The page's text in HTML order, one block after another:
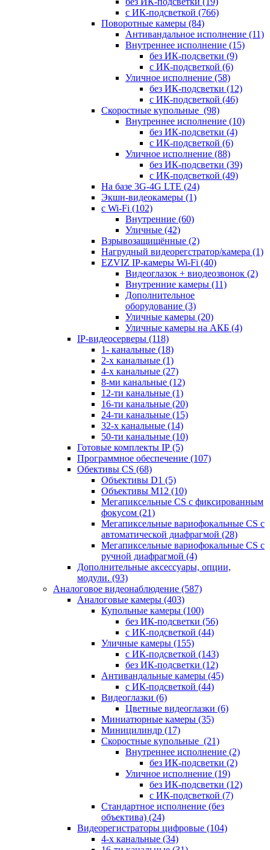
с ИК-подсветкой (766)
Поворотные камеры (84)
Антивандальное исполнение (11)
Внутреннее исполнение (15)
без ИК-подсветки (9)
с ИК-подсветкой (6)
Уличное исполнение (58)
без ИК-подсветки (12)
с ИК-подсветкой (46)
Скоростные купольные (98)
Внутреннее исполнение (10)
без ИК-подсветки (4)
с ИК-подсветкой (6)
Уличное исполнение (88)
без ИК-подсветки (39)
с ИК-подсветкой (49)
На базе 3G-4G LTE (24)
Экшн-видеокамеры (1)
с Wi-Fi (102)
Внутренние (60)
Уличные (42)
Взрывозащищённые (2)
Нагрудный видеорегстратор/камера (1)
EZVIZ IP-камеры Wi-Fi (40)
Видеоглазок + виодеозвонок (2)
Внутренние камеры (11)
Дополнительное
оборудование (3)
Уличные камеры (20)
Уличные камеры на АКБ (4)
IP-видеосерверы (118)
1- канальные (18)
2-х канальные (1)
4-х канальные (27)
8-ми канальные (12)
12-ти канальные (1)
16-ти канальные (20)
24-ти канальные (15)
32-х канальные (14)
50-ти канальные (10)
Готовые комплекты IP (5)
Программное обеспечение (107)
Обективы CS (68)
Объективы D1 (5)
Объективы M12 (10)
Мегапиксельные CS c фиксированным
фокусом (21)
Мегапиксельные вариофокальные CS c
автоматической диафрагмой (28)
Мегапиксельные вариофокальные CS c
ручной диафрагмой (4)
Дополнительные аксессуары, опции,
модули. (93)
Аналоговое видеонаблюдение (587)
Аналоговые камеры (403)
Купольные камеры (100)
без ИК-подсветки (56)
с ИК-подсветкой (44)
Уличные камеры (155)
с ИК-подсветкой (143)
без ИК-подсветки (12)
Антивандальные камеры (45)
с ИК-подсветкой (44)
Видеоглазки (6)
Цветные видеоглазки (6)
Миниатюрные камеры (35)
Миницилиндр (17)
Скоростные купольные (21)
Внутреннее исполнение (2)
без ИК-подсветки (2)
Уличное исполнение (19)
без ИК-подсветки (12)
с ИК-подсветкой (7)
Стандартное исполнение (без
объектива) (24)
Видеорегистраторы цифровые (104)
4-х канальные (34)